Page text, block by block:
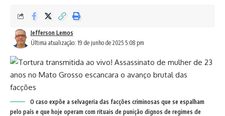
Última atualização: 19 de junho de 2025 5:08 pm
Jefferson Lemos
O caso expõe a selvageria das facções criminosas que se espalham
pelo país e que hoje operam com rituais de punição dignos de regimes de